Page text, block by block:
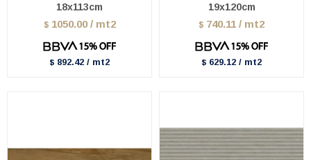
18x113cm
$ 1050.00 / mt2
$ 892.42 / mt2
19x120cm
$ 740.11 / mt2
$ 629.12 / mt2